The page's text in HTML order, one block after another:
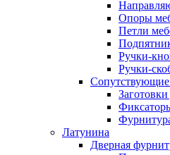
Опоры
Петли
Ручки-
Ручки-
Латунина
Дверная